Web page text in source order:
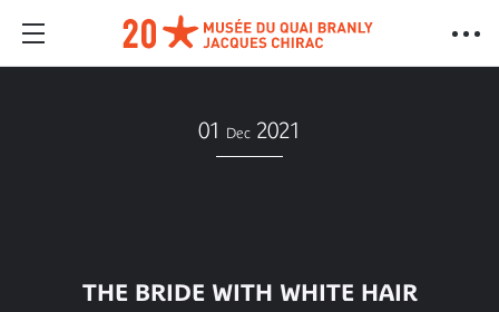
01 Dec 2021
THE BRIDE WITH WHITE HAIR